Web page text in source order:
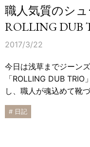
職人気質のシ
ROLLING DUB
2017/3/22
今日は浅草までジーン
「ROLLING DUB
し、職人が魂込めて靴
# 日記